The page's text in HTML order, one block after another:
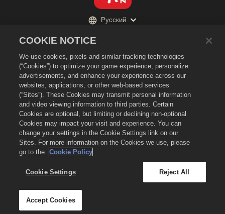
Не продавайте и не раскрывайте мою личную информацию третьим
лицам
Политика в отношении файлов cookie
Политика возврата
Поддержка магазина
Поддержка игры
Настройки файлов cookie
2026Zynga, Inc. Merge Dragons! и логотип Merge Dragons! являются
товарными знаками Zynga, Inc. Все права сохранены. Магазин Merge
Dragons! Store принадлежит Zynga, Inc. Предложения действительны
только для игры Merge Dragons!. Наличие предложений и цены зависят
Русский
COOKIE NOTICE
We use cookies, pixels and similar tracking technologies
(“Cookies”) to optimize your game experience, personalize
advertisements, and enhance your experience across our
websites, applications, or other web-based services
(“Sites”). These Cookies may transmit personal information
and video viewing information to third parties. Certain
Cookies are optional, but limiting or declining non-optional
Cookies may impact your visit and experience. You can
change your settings in the Cookie Settings link on our
Sites. For more information on the Cookies we use, please
go to the
Cookie Policy
Cookie Settings Reject All
Accept Cookies